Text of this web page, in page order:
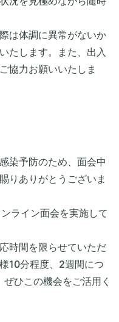
は体調に異常がないか
たします。また、出入
協力お願いいたしま
染予防のため、面会中
りありがとうございま
ライン面会を実施して
時間を限らせていただ
10分程度、2週間につ
ひこの機会をご活用く